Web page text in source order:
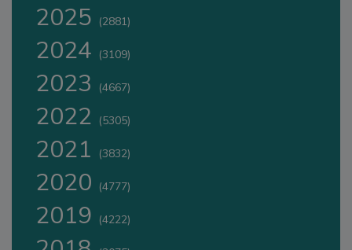
2025 (2881)
2024 (3109)
2023 (4667)
2022 (5305)
2021 (3832)
2020 (4777)
2019 (4222)